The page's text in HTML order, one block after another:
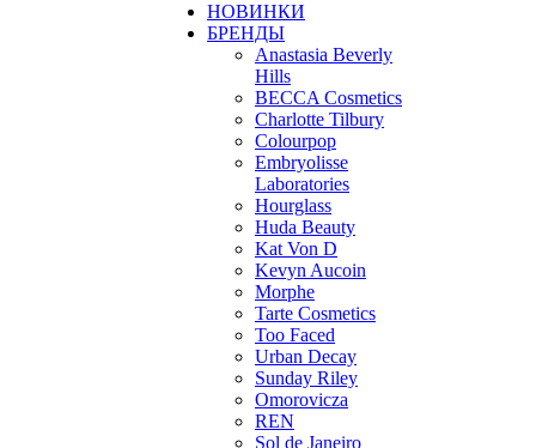
НОВИНКИ
БРЕНДЫ
Anastasia Beverly
Hills
BECCA Cosmetics
Charlotte Tilbury
Colourpop
Embryolisse
Laboratories
Hourglass
Huda Beauty
Kat Von D
Kevyn Aucoin
Morphe
Tarte Cosmetics
Too Faced
Urban Decay
Sunday Riley
Omorovicza
REN
Sol de Janeiro